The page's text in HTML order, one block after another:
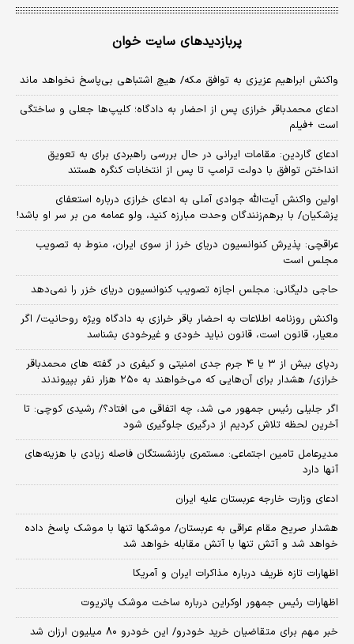
پربازدیدهای سایت خوان
واکنش ابراهیم عزیزی به توافق مکه/ هیچ اشتباهی بی‌پاسخ نخواهد ماند
ادعای محمدباقر خرازی پس از احضار به دادگاه؛ کلیپ‌ها جعلی و ساختگی
است +فیلم
ادعای گاردین: مقامات ایرانی در حال بررسی راهبردی برای به تعویق
انداختن توافق با دولت ترامپ تا پس از انتخابات کنگره هستند
اولین واکنش آیت‌الله جوادی آملی به ادعای خرازی درباره استعفای
پزشکیان/ با برهم‌زنندگان وحدت مبارزه کنید، ولو عمامه من بر سر او باشد!
عراقچی: پذیرش کنوانسیون دریای خرز از سوی ایران، منوط به تصویب
مجلس است
حاجی دلیگانی: مجلس اجازه تصویب کنوانسیون دریای خزر را نمی‌دهد
واکنش روزنامه اطلاعات به احضار باقر خرازی به دادگاه ویژه روحانیت/ اگر
معیار، قانون است، قانون نباید خودی و غیرخودی بشناسد
ردپای بیش از ۳ یا ۴ جرم جدی امنیتی و کیفری در گفته های محمدباقر
خرازی/ هشدار برای آن‌هایی که می‌خواهند به ۲۵۰ هزار نفر بپیوندند
اگر جلیلی رئیس جمهور می شد، چه اتفاقی می افتاد؟/ رشیدی کوچی: تا
آخرین لحظه تلاش کردیم از درگیری جلوگیری شود
مدیرعامل تامین اجتماعی: مستمری بازنشستگان فاصله زیادی با هزینه‌های
آنها دارد
ادعای وزارت خارجه عربستان علیه ایران
هشدار صریح مقام عراقی به عربستان/ موشکها تنها با موشک پاسخ داده
خواهد شد و آتش تنها با آتش مقابله خواهد شد
اظهارات تازه ظریف درباره مذاکرات ایران و آمریکا
اظهارات رئیس جمهور اوکراین درباره ساخت موشک پاتریوت
خبر مهم برای متقاضیان خرید خودرو/ این خودرو ۸۰ میلیون ارزان شد